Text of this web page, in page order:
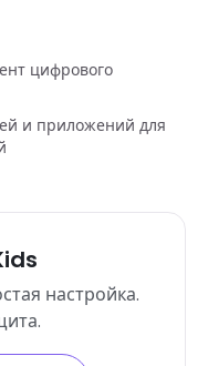
цифрового
и приложений для
настройка.